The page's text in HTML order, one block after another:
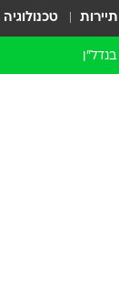
תיירות טכנולוגיה